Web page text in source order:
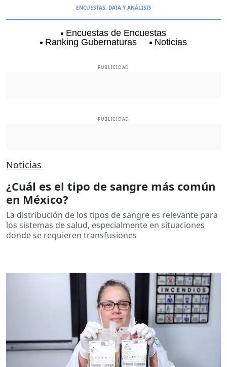
ENCUESTAS, DATA Y ANÁLISIS
Encuestas de Encuestas
Ranking Gubernaturas
Noticias
PUBLICIDAD
PUBLICIDAD
Noticias
¿Cuál es el tipo de sangre más común
en México?
La distribución de los tipos de sangre es relevante para
los sistemas de salud, especialmente en situaciones
donde se requieren transfusiones